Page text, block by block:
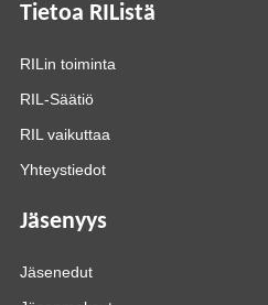
Tietoa RIListä
RILin toiminta
RIL-Säätiö
RIL vaikuttaa
Yhteystiedot
Jäsenyys
Jäsenedut